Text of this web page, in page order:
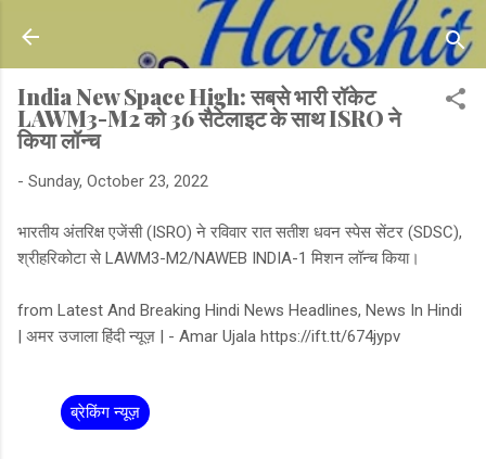
Skip to main content
India New Space High: सबसे भारी रॉकेट
LAWM3-M2 को 36 सैटेलाइट के साथ ISRO ने
किया लॉन्च
- Sunday, October 23, 2022
भारतीय अंतरिक्ष एजेंसी (ISRO) ने रविवार रात सतीश धवन स्पेस सेंटर (SDSC),
श्रीहरिकोटा से LAWM3-M2/NAWEB INDIA-1 मिशन लॉन्च किया।
from Latest And Breaking Hindi News Headlines, News In Hindi
| अमर उजाला हिंदी न्यूज़ | - Amar Ujala https://ift.tt/674jypv
ब्रेकिंग न्यूज़